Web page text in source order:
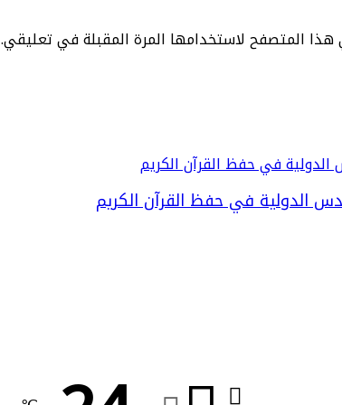
هذا المتصفح لاستخدامها المرة المقبلة في تعليقي.
الدولية في حفظ القرآن الكريم